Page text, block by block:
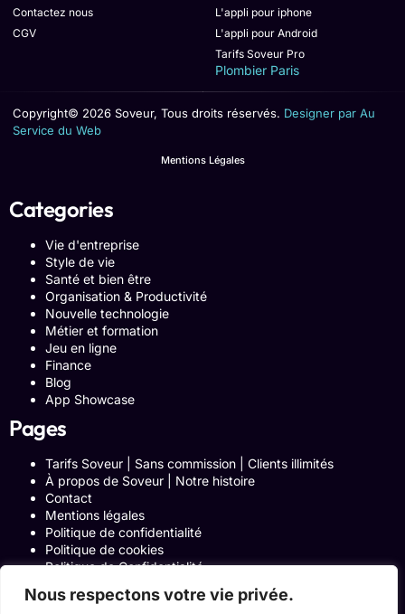
Nous respectons votre vie privée.
Contactez nous
CGV
L'appli pour iphone
L'appli pour Android
Tarifs Soveur Pro
Plombier Paris
Copyright© 2026 Soveur, Tous droits réservés. Designer par Au
Service du Web
Mentions Légales
Categories
Vie d'entreprise
Style de vie
Santé et bien être
Organisation & Productivité
Nouvelle technologie
Métier et formation
Jeu en ligne
Finance
Blog
App Showcase
Pages
Tarifs Soveur | Sans commission | Clients illimités
À propos de Soveur | Notre histoire
Contact
Mentions légales
Politique de confidentialité
Politique de cookies
Politique de Confidentialité
Blog